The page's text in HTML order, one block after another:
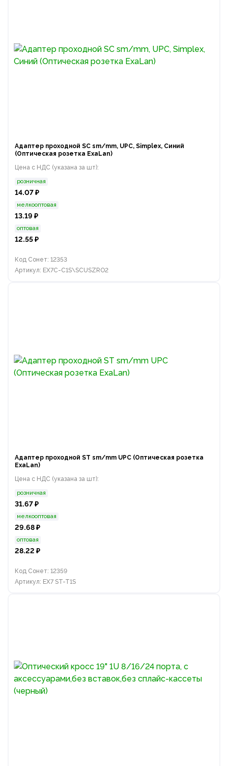
Адаптер проходной SC sm/mm, UPC, Simplex, Синий
(Оптическая розетка ExaLan)
Цена с НДС (указана за шт):
розничная
14.07 ₽
мелкооптовая
13.19 ₽
оптовая
12.55 ₽
Код Сонет: 12353
Артикул: EX7C-C1S\SCUSZRO2
Адаптер проходной ST sm/mm UPC (Оптическая розетка
ExaLan)
Цена с НДС (указана за шт):
розничная
31.67 ₽
мелкооптовая
29.68 ₽
оптовая
28.22 ₽
Код Сонет: 12359
Артикул: EX7 ST-T1S